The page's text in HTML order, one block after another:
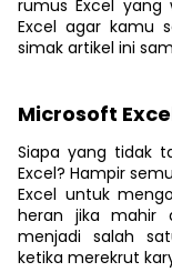
rumus Excel
Excel agar kamu
simak artikel ini
Microsoft
Siapa yang tidak
Excel? Hampir
Excel untuk
heran jika mahir
menjadi salah
ketika merekrut